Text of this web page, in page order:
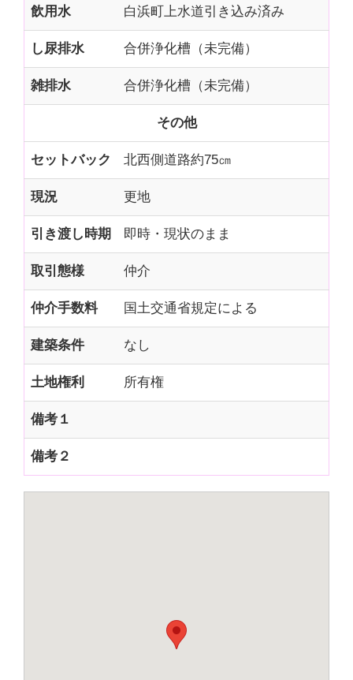
飲用水 白浜町上水道引き込み済み
し尿排水 合併浄化槽（未完備）
雑排水 合併浄化槽（未完備）
その他
セットバック 北西側道路約75㎝
現況 更地
引き渡し時期 即時・現状のまま
取引態様 仲介
仲介手数料 国土交通省規定による
建築条件 なし
土地権利 所有権
備考１
備考２